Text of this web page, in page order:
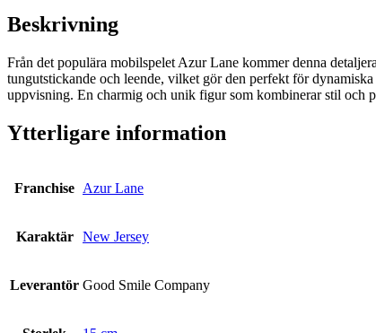
Jersey
(April
Ver.)
15
cm
Beskrivning
Från det populära mobilspelet Azur Lane kommer denna
tungutstickande och leende, vilket gör den perfekt för
uppvisning. En charmig och unik figur som kombinerar stil och
Ytterligare information
Franchise Azur Lane
Karaktär New Jersey
Leverantör Good Smile Company